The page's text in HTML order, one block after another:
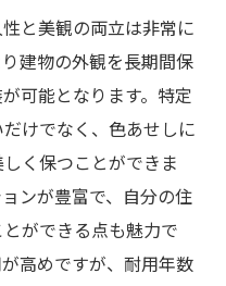
と美観の両立は非常に
建物の外観を長期間保
可能となります。特定
けでなく、色あせしに
く保つことができま
ンが豊富で、自分の住
ができる点も魅力で
高めですが、耐用年数